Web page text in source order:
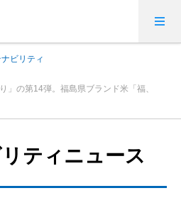
ビリティ
」の第14弾。福島県ブランド米「福、
ティニュース